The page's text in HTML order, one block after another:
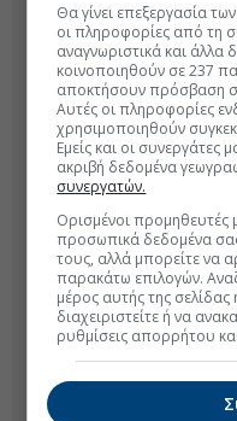
Θα γίνει επεξεργασία
οι πληροφορίες από τη
αναγνωριστικά και άλλα
κοινοποιηθούν σε 237
αποκτήσουν πρόσβαση
Αυτές οι πληροφορίες
χρησιμοποιηθούν
Εμείς και οι συνεργάτες
ακριβή δεδομένα
συνεργατών.
Ορισμένοι προμηθευτές
προσωπικά δεδομένα
τους, αλλά μπορείτε να
παρακάτω επιλογών.
μέρος αυτής της
διαχειριστείτε ή να
ρυθμίσεις απορρήτου